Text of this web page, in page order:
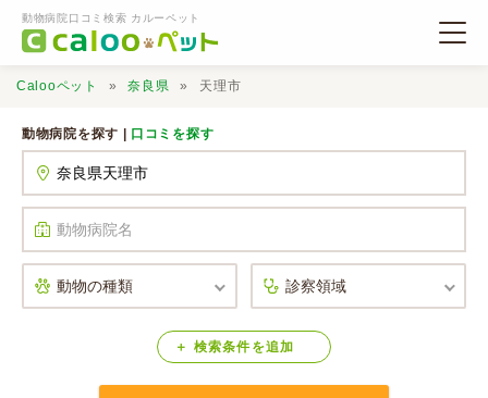
動物病院口コミ検索 カルーペット
口コミ検索
Calooペットとは？
Calooペット 奈良県 天理市
動物病院を探す | 口コミを探す
検索条件 を追加